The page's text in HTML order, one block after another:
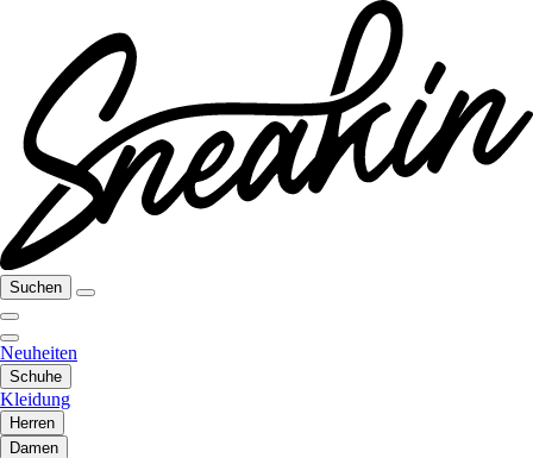
Suchen
Neuheiten
Schuhe
Kleidung
Herren
Damen